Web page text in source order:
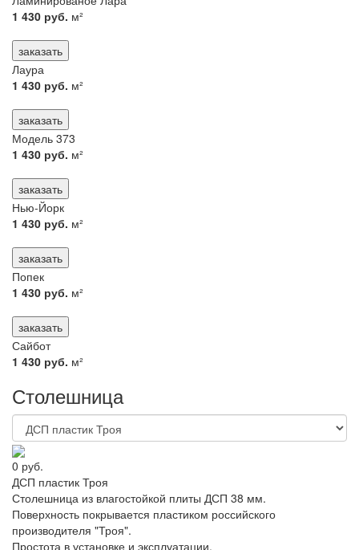
1 430 руб. м²
заказать
Лаура
1 430 руб. м²
заказать
Модель 373
1 430 руб. м²
заказать
Нью-Йорк
1 430 руб. м²
заказать
Попек
1 430 руб. м²
заказать
Сайбот
1 430 руб. м²
Столешница
0 руб.
ДСП пластик Троя
Столешница из влагостойкой плиты ДСП 38 мм.
Поверхность покрывается пластиком российского
производителя "Троя".
Простота в установке и эксплуатации.